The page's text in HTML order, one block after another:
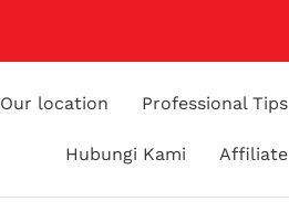
Our location Professional Tips
Hubungi Kami Affiliate